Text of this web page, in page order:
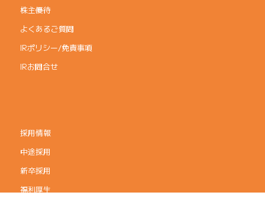
株主優待
よくあるご質問
IRポリシー/免責事項
IRお問合せ
採用情報
中途採用
新卒採用
福利厚生